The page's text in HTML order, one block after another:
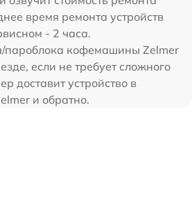
время ремонта устройств
- 2 часа.
пароблока кофемашины Zelmer
если не требует сложного
доставит устройство в
и обратно.